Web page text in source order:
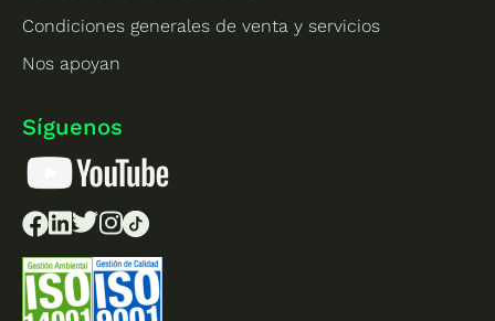
Condiciones generales de venta y servicios
Nos apoyan
Síguenos